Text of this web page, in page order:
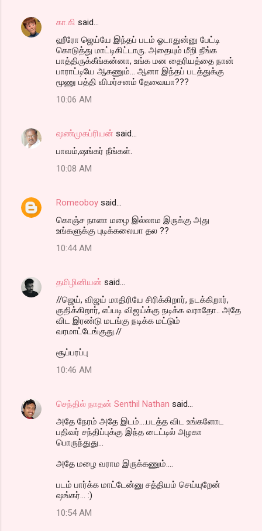
கா.கி said…
ஹீரோ ஜெய்யே இந்தப் படம் ஓடாதுன்னு பேட்டி
கொடுத்து மாட்டிகிட்டாரு. அதையும் மீறி நீங்க
பாத்திருக்கீங்கன்னா, உங்க மன தைரியத்தை நான்
பாராட்டியே ஆகணும்... ஆனா இந்தப் படத்துக்கு
மூணு பத்தி விமர்சனம் தேவையா???
10:06 AM
ஷண்முகப்ரியன் said…
பாவம்,ஷங்கர் நீங்கள்.
10:08 AM
Romeoboy said…
கொஞ்ச நாளா மழை இல்லாம இருக்கு அது
உங்களுக்கு புடிக்கலையா தல ??
10:44 AM
தமிழினியன் said…
//ஜெய், விஜய் மாதிரியே சிரிக்கிறார், நடக்கிறார்,
குதிக்கிறார், எப்படி விஜய்க்கு நடிக்க வராதோ.. அதே
விட இரண்டு மடங்கு நடிக்க மட்டும்
வரமாட்டேங்குது.//
சூப்பரப்பு
10:46 AM
செந்தில் நாதன் Senthil Nathan said…
அதே நேரம் அதே இடம்....படத்த விட உங்களோட
பதிவர் சந்திப்புக்கு இந்த டைட்டில் அழகா
பொருந்துது...
அதே மழை வராம இருக்கணும்....
படம் பார்க்க மாட்டேன்னு சத்தியம் செய்யுறேன்
ஷங்கர்... :)
10:54 AM